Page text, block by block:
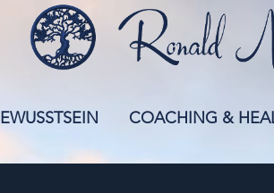
COACHING &